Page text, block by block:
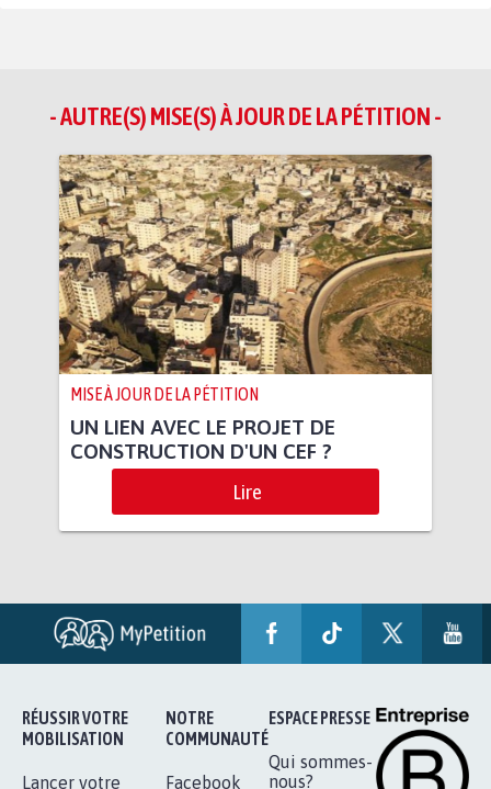
- AUTRE(S) MISE(S) À JOUR DE LA PÉTITION -
MISE À JOUR DE LA PÉTITION
UN LIEN AVEC LE PROJET DE
CONSTRUCTION D'UN CEF ?
Lire
RÉUSSIR VOTRE
MOBILISATION
Lancer votre
NOTRE
COMMUNAUTÉ
Facebook
ESPACE PRESSE
Qui sommes-
nous?